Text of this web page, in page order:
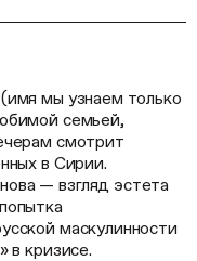
мы узнаем только
семьей,
смотрит
в Сирии.
— взгляд эстета
маскулинности
в кризисе.